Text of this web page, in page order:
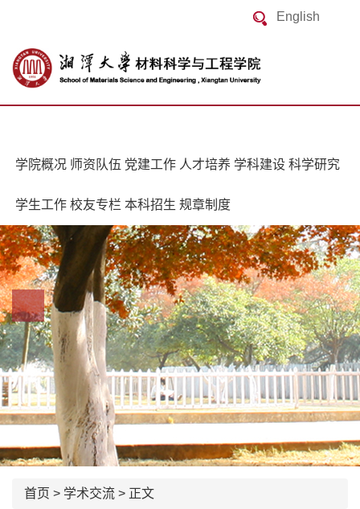
English
学院概况 师资队伍 党建工作 人才培养 学科建设 科学研究
学生工作 校友专栏 本科招生 规章制度
首页 > 学术交流 > 正文